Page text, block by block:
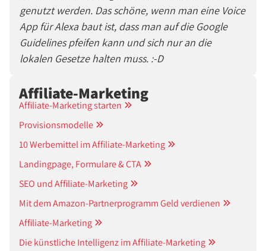
genutzt werden. Das schöne, wenn man eine Voice
App für Alexa baut ist, dass man auf die Google
Guidelines pfeifen kann und sich nur an die
lokalen Gesetze halten muss. :-D
Affiliate-Marketing
Affiliate-Marketing starten
Provisionsmodelle
10 Werbemittel im Affiliate-Marketing
Landingpage, Formulare & CTA
SEO und Affiliate-Marketing
Mit dem Amazon-Partnerprogramm Geld verdienen
Affiliate-Marketing
Die künstliche Intelligenz im Affiliate-Marketing